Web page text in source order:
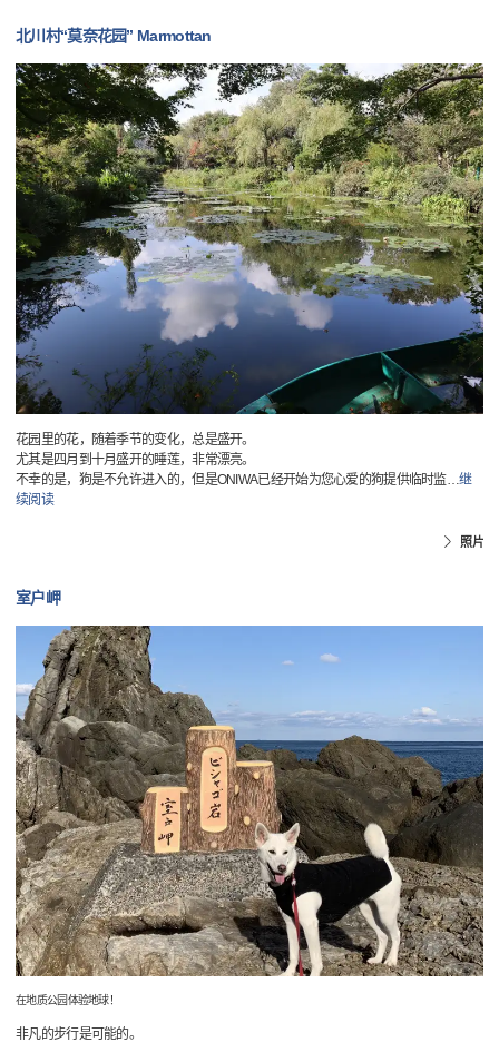
北川村“莫奈花园” Marmottan
花园里的花，随着季节的变化，总是盛开。
尤其是四月到十月盛开的睡莲，非常漂亮。
不幸的是，狗是不允许进入的，但是ONIWA已经开始为您心爱的狗提供临时监…继
续阅读
照片
室户岬
在地质公园体验地球！
非凡的步行是可能的。